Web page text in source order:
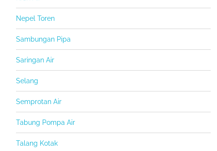
Nepel Toren
Sambungan Pipa
Saringan Air
Selang
Semprotan Air
Tabung Pompa Air
Talang Kotak